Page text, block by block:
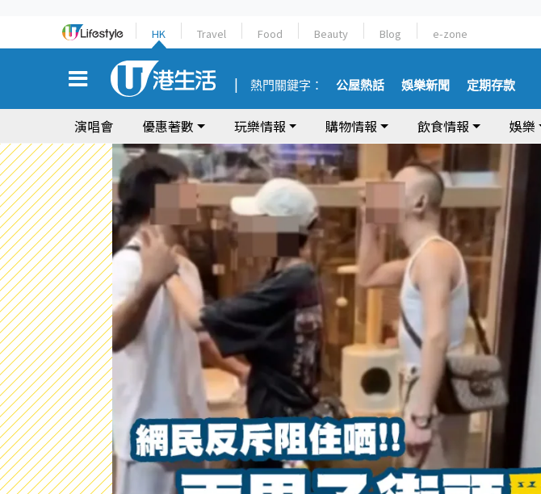
HK Travel Food Beauty Blog e-zone
熱門關鍵字： 公屋熱話 娛樂新聞 定期存款
演唱會 優惠著數 玩樂情報 購物情報 飲食情報 娛樂